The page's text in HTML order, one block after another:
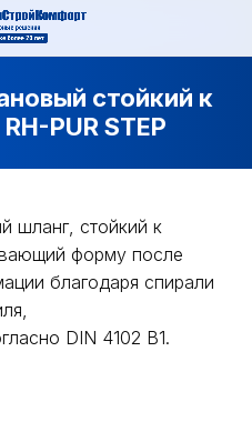
стойкий к
PUR STEP
шланг, стойкий к
форму после
благодаря спирали
DIN 4102 B1.